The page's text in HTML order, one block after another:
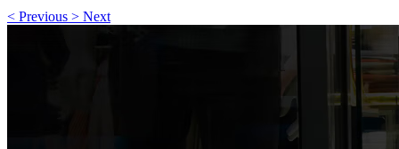
< Previous > Next